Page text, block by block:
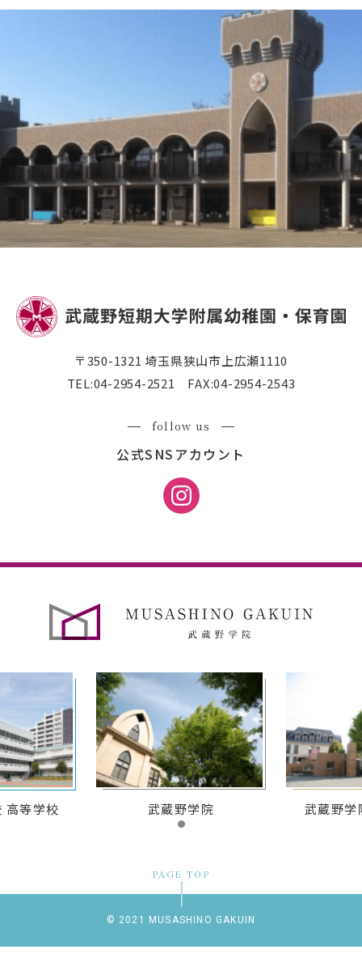
〒350-1321 埼玉県狭山市上広瀬1110
TEL:04-2954-2521 FAX:04-2954-2543
follow us
公式SNSアカウント
高等学校 武蔵野学院 武蔵野学
PAGE TOP
© 2021 MUSASHINO GAKUIN